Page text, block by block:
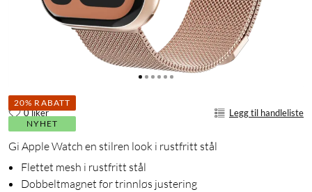
20% RABATT
NYHET
0 liker Legg til handleliste
Gi Apple Watch en stilren look i rustfritt stål
Flettet mesh i rustfritt stål
Dobbeltmagnet for trinnløs justering